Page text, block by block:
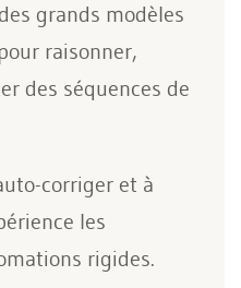
grands modèles
raisonner,
des séquences de
corriger et à
les
rigides.